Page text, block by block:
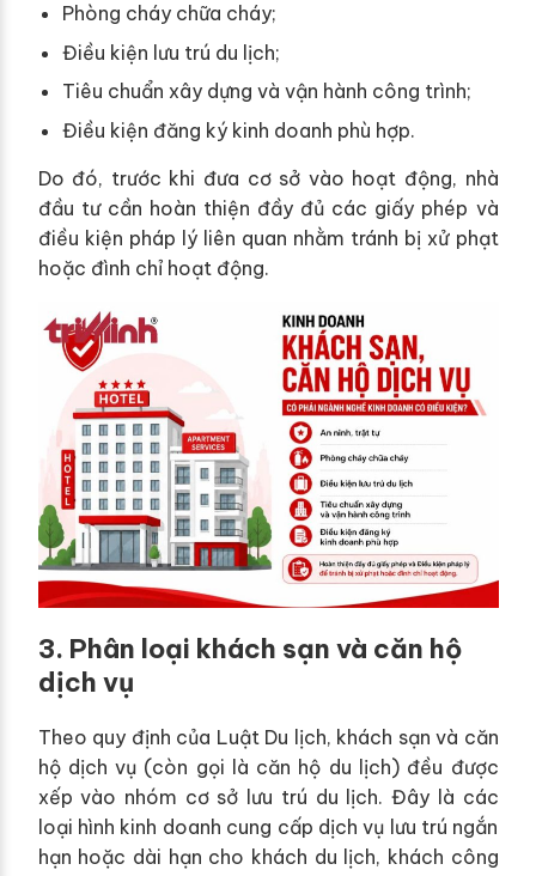
Phòng cháy chữa cháy;
Điều kiện lưu trú du lịch;
Tiêu chuẩn xây dựng và vận hành công trình;
Điều kiện đăng ký kinh doanh phù hợp.
Do đó, trước khi đưa cơ sở vào hoạt động, nhà
đầu tư cần hoàn thiện đầy đủ các giấy phép và
điều kiện pháp lý liên quan nhằm tránh bị xử phạt
hoặc đình chỉ hoạt động.
3. Phân loại khách sạn và căn hộ
dịch vụ
Theo quy định của Luật Du lịch, khách sạn và căn
hộ dịch vụ (còn gọi là căn hộ du lịch) đều được
xếp vào nhóm cơ sở lưu trú du lịch. Đây là các
loại hình kinh doanh cung cấp dịch vụ lưu trú ngắn
hạn hoặc dài hạn cho khách du lịch, khách công